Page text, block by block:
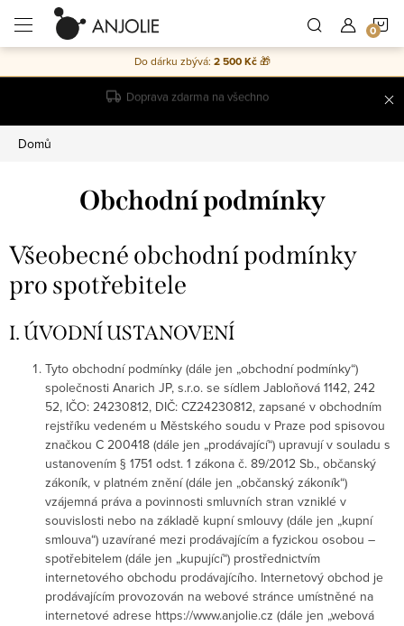
obsah
Do dárku zbývá: 2 500 Kč🎁
2 ks = sleva 10 % | 5 ks = sleva 15 % ✨
Domů
Obchodní podmínky
Všeobecné obchodní podmínky
pro spotřebitele
I. ÚVODNÍ USTANOVENÍ
Tyto obchodní podmínky (dále jen „obchodní podmínky“)
společnosti Anarich JP, s.r.o. se sídlem Jabloňová 1142, 242
52, IČO: 24230812, DIČ: CZ24230812, zapsané v obchodním
rejstříku vedeném u Městského soudu v Praze pod spisovou
značkou C 200418 (dále jen „prodávající“) upravují v souladu s
ustanovením § 1751 odst. 1 zákona č. 89/2012 Sb., občanský
zákoník, v platném znění (dále jen „občanský zákoník“)
vzájemná práva a povinnosti smluvních stran vzniklé v
souvislosti nebo na základě kupní smlouvy (dále jen „kupní
smlouva“) uzavírané mezi prodávajícím a fyzickou osobou –
spotřebitelem (dále jen „kupující“) prostřednictvím
internetového obchodu prodávajícího. Internetový obchod je
prodávajícím provozován na webové stránce umístněné na
internetové adrese https://www.anjolie.cz (dále jen „webová